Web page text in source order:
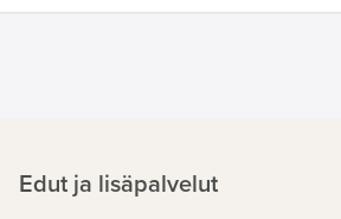
Edut ja lisäpalvelut